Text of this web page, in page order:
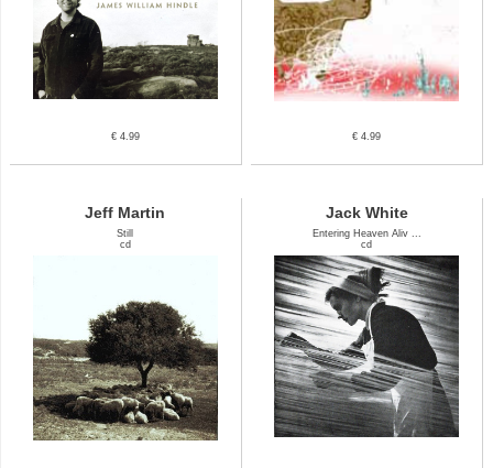
€ 4.99 € 4.99
Jeff Martin
Still
cd
Jack White
Entering Heaven Aliv ...
cd